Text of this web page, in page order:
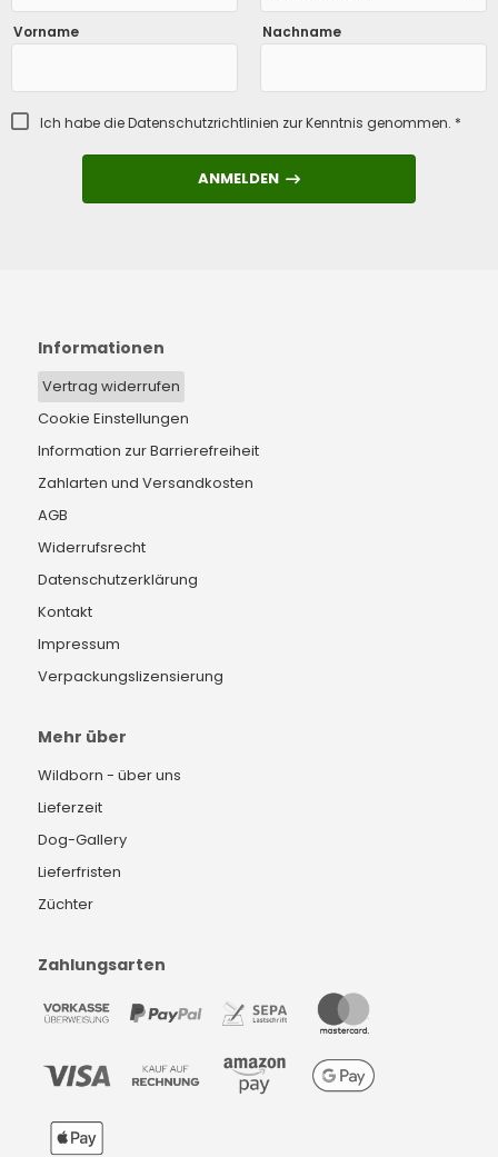
Vorname Nachname
Ich habe dieDatenschutzrichtlinien zur Kenntnis genommen. *
ANMELDEN
ANMELDEN
Informationen
Vertrag widerrufen
Cookie Einstellungen
Information zur Barrierefreiheit
Zahlarten und Versandkosten
AGB
Widerrufsrecht
Datenschutzerklärung
Kontakt
Impressum
Verpackungslizensierung
Mehr über
Wildborn - über uns
Lieferzeit
Dog-Gallery
Lieferfristen
Züchter
Zahlungsarten